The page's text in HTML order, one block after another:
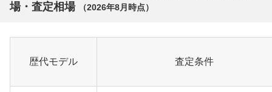
場・査定相場
（2026年8月 時点）
歴代モデル 査定条件